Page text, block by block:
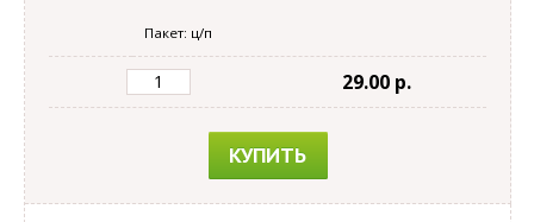
Пакет: ц/п
29.00 p.
КУПИТЬ